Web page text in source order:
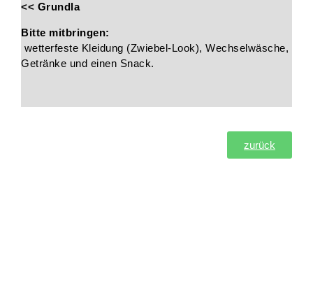
<< Grundla
Bitte mitbringen:
wetterfeste Kleidung (Zwiebel-Look), Wechselwäsche,
Getränke und einen Snack.
zurück